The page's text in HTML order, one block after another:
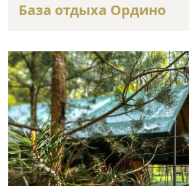
База отдыха Ордино